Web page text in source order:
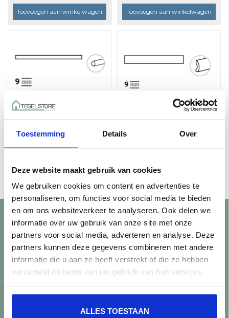
Toestemming Details Over
Deze website maakt gebruik van cookies
We gebruiken cookies om content en advertenties te
personaliseren, om functies voor social media te bieden
en om ons websiteverkeer te analyseren. Ook delen we
informatie over uw gebruik van onze site met onze
partners voor social media, adverteren en analyse. Deze
partners kunnen deze gegevens combineren met andere
informatie die u aan ze heeft verstrekt of die ze hebben
verzameld op basis van uw gebruik van hun services.
ALLES TOESTAAN
Toevoegen aan winkelwagen Toevoegen aan winkelwagen
Toevoegen aan winkelwagen
15 stuks
Toevoegen aan winkelwagen
Klantenservice
Showroom bezoeken?
Openingstijden
Vraag een offerte aan
Retourneren